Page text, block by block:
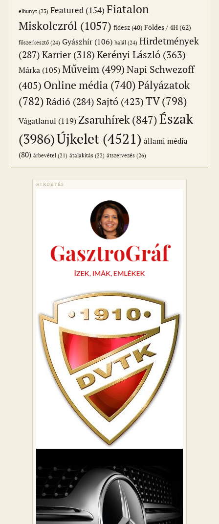
elhunyt (23) Featured (154) Fiatalon
Miskolczról (1057) fidesz(40) Földes / 4H(62)
főszerkesztő (24) Gyászhír (106) halál (24) Hirdetmények
(287) Karrier(318) Kerényi László (363)
Márka (105) Műveim (499)Napi Schwezoff
(405) Online média (740)Pályázatok
(782) Rádió (284) Sajtó (423)TV(798)
Vágatlanul (119)Zsaruhírek(847)Észak
(3986)Újkelet (4521) állami média
(80) árbevétel (21) átalakítás (22) átszervezés (26)
HIRDETÉS